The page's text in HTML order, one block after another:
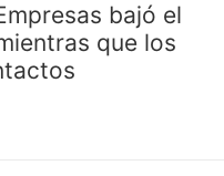
bajó el
que los